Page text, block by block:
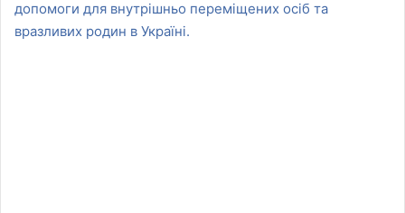
допомоги для внутрішньо переміщених осіб та
вразливих родин в Україні.